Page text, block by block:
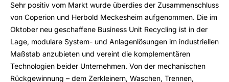
Sehr positiv vom Markt wurde überdies der Zusammenschluss
von Coperion und Herbold Meckesheim aufgenommen. Die im
Oktober neu geschaffene Business Unit Recycling ist in der
Lage, modulare System- und Anlagenlösungen im industriellen
Maßstab anzubieten und vereint die komplementären
Technologien beider Unternehmen. Von der mechanischen
Rückgewinnung – dem Zerkleinern, Waschen, Trennen,